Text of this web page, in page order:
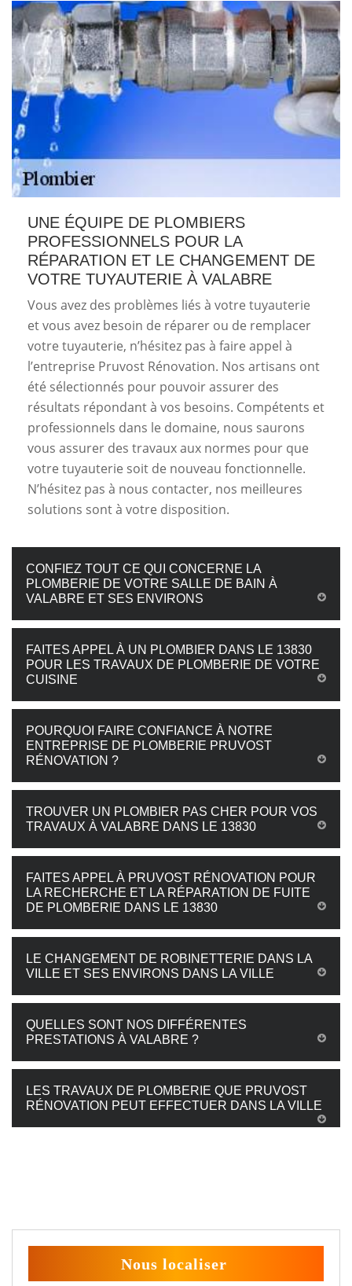
UNE ÉQUIPE DE PLOMBIERS
PROFESSIONNELS POUR LA
RÉPARATION ET LE CHANGEMENT DE
VOTRE TUYAUTERIE À VALABRE
Vous avez des problèmes liés à votre tuyauterie
et vous avez besoin de réparer ou de remplacer
votre tuyauterie, n’hésitez pas à faire appel à
l’entreprise Pruvost Rénovation. Nos artisans ont
été sélectionnés pour pouvoir assurer des
résultats répondant à vos besoins. Compétents et
professionnels dans le domaine, nous saurons
vous assurer des travaux aux normes pour que
votre tuyauterie soit de nouveau fonctionnelle.
N’hésitez pas à nous contacter, nos meilleures
solutions sont à votre disposition.
CONFIEZ TOUT CE QUI CONCERNE LA
PLOMBERIE DE VOTRE SALLE DE BAIN À
VALABRE ET SES ENVIRONS
FAITES APPEL À UN PLOMBIER DANS LE 13830
POUR LES TRAVAUX DE PLOMBERIE DE VOTRE
CUISINE
POURQUOI FAIRE CONFIANCE À NOTRE
ENTREPRISE DE PLOMBERIE PRUVOST
RÉNOVATION ?
TROUVER UN PLOMBIER PAS CHER POUR VOS
TRAVAUX À VALABRE DANS LE 13830
FAITES APPEL À PRUVOST RÉNOVATION POUR
LA RECHERCHE ET LA RÉPARATION DE FUITE
DE PLOMBERIE DANS LE 13830
LE CHANGEMENT DE ROBINETTERIE DANS LA
VILLE ET SES ENVIRONS DANS LA VILLE
QUELLES SONT NOS DIFFÉRENTES
PRESTATIONS À VALABRE ?
LES TRAVAUX DE PLOMBERIE QUE PRUVOST
RÉNOVATION PEUT EFFECTUER DANS LA VILLE
Nous localiser